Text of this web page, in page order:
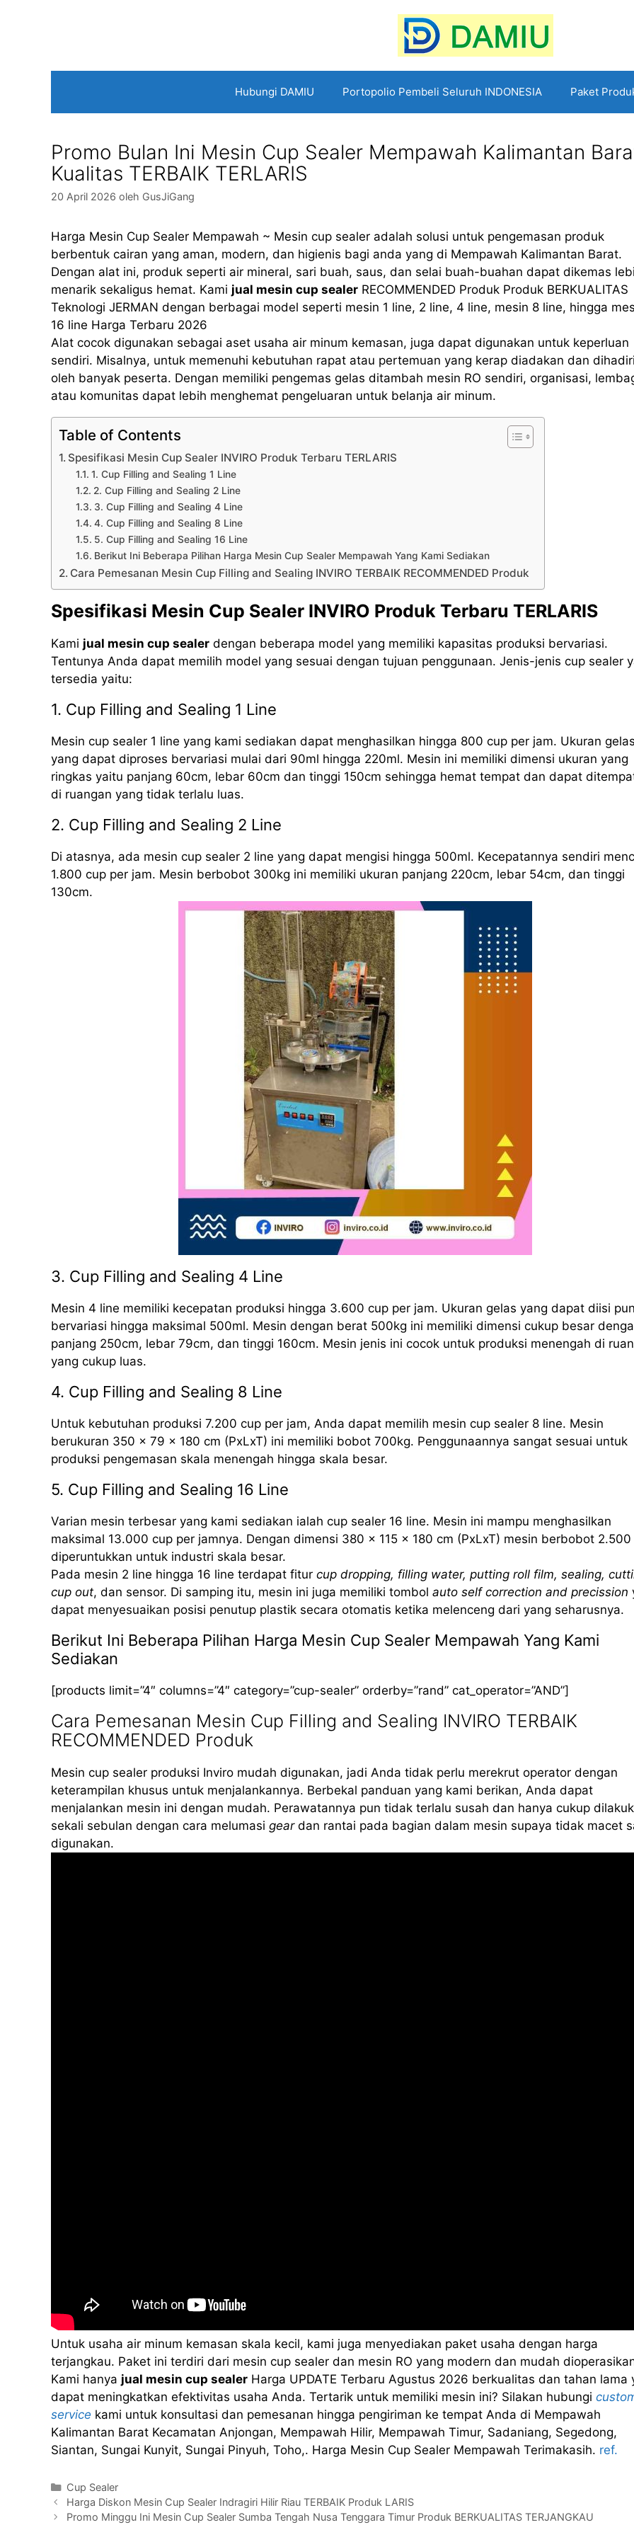
Hubungi DAMIU Portopolio Pembeli Seluruh INDONESIA Paket
Promo Bulan Ini Mesin Cup Sealer Mempawah Kalimantan
Kualitas TERBAIK TERLARIS
20 April 2026 oleh GusJiGang
Harga Mesin Cup Sealer Mempawah ~ Mesin cup sealer adalah solusi untuk pengemasan produk
berbentuk cairan yang aman, modern, dan higienis bagi anda yang di Mempawah Kalimantan Barat.
Dengan alat ini, produk seperti air mineral, sari buah, saus, dan selai buah-buahan dapat dikemas
menarik sekaligus hemat. Kami jual mesin cup sealer RECOMMENDED Produk Produk BERKUALITAS
Teknologi JERMAN dengan berbagai model seperti mesin 1 line, 2 line, 4 line, mesin 8 line, hingga
16 line Harga Terbaru 2026
Alat cocok digunakan sebagai aset usaha air minum kemasan, juga dapat digunakan untuk keperluan
sendiri. Misalnya, untuk memenuhi kebutuhan rapat atau pertemuan yang kerap diadakan dan dihadiri
oleh banyak peserta. Dengan memiliki pengemas gelas ditambah mesin RO sendiri, organisasi,
atau komunitas dapat lebih menghemat pengeluaran untuk belanja air minum.
Table of Contents
Spesifikasi Mesin Cup Sealer INVIRO Produk Terbaru TERLARIS
1. Cup Filling and Sealing 1 Line
2. Cup Filling and Sealing 2 Line
3. Cup Filling and Sealing 4 Line
4. Cup Filling and Sealing 8 Line
5. Cup Filling and Sealing 16 Line
Berikut Ini Beberapa Pilihan Harga Mesin Cup Sealer Mempawah Yang Kami Sediakan
Cara Pemesanan Mesin Cup Filling and Sealing INVIRO TERBAIK RECOMMENDED Produk
Spesifikasi Mesin Cup Sealer INVIRO Produk Terbaru TERLARIS
Kami jual mesin cup sealer dengan beberapa model yang memiliki kapasitas produksi bervariasi.
Tentunya Anda dapat memilih model yang sesuai dengan tujuan penggunaan. Jenis-jenis cup sealer
tersedia yaitu:
1. Cup Filling and Sealing 1 Line
Mesin cup sealer 1 line yang kami sediakan dapat menghasilkan hingga 800 cup per jam. Ukuran gelas
yang dapat diproses bervariasi mulai dari 90ml hingga 220ml. Mesin ini memiliki dimensi ukuran yang
ringkas yaitu panjang 60cm, lebar 60cm dan tinggi 150cm sehingga hemat tempat dan dapat
di ruangan yang tidak terlalu luas.
2. Cup Filling and Sealing 2 Line
Di atasnya, ada mesin cup sealer 2 line yang dapat mengisi hingga 500ml. Kecepatannya sendiri
1.800 cup per jam. Mesin berbobot 300kg ini memiliki ukuran panjang 220cm, lebar 54cm, dan tinggi
130cm.
3. Cup Filling and Sealing 4 Line
Mesin 4 line memiliki kecepatan produksi hingga 3.600 cup per jam. Ukuran gelas yang dapat diisi pun
bervariasi hingga maksimal 500ml. Mesin dengan berat 500kg ini memiliki dimensi cukup besar
panjang 250cm, lebar 79cm, dan tinggi 160cm. Mesin jenis ini cocok untuk produksi menengah di
yang cukup luas.
4. Cup Filling and Sealing 8 Line
Untuk kebutuhan produksi 7.200 cup per jam, Anda dapat memilih mesin cup sealer 8 line. Mesin
berukuran 350 x 79 x 180 cm (PxLxT) ini memiliki bobot 700kg. Penggunaannya sangat sesuai untuk
produksi pengemasan skala menengah hingga skala besar.
5. Cup Filling and Sealing 16 Line
Varian mesin terbesar yang kami sediakan ialah cup sealer 16 line. Mesin ini mampu menghasilkan
maksimal 13.000 cup per jamnya. Dengan dimensi 380 x 115 x 180 cm (PxLxT) mesin berbobot 2.500
diperuntukkan untuk industri skala besar.
Pada mesin 2 line hingga 16 line terdapat fitur cup dropping, filling water, putting roll film, sealing,
cup out, dan sensor. Di samping itu, mesin ini juga memiliki tombol auto self correction and precission
dapat menyesuaikan posisi penutup plastik secara otomatis ketika melenceng dari yang seharusnya.
Berikut Ini Beberapa Pilihan Harga Mesin Cup Sealer Mempawah Yang Kami
Sediakan
[products limit=”4″ columns=”4″ category=”cup-sealer” orderby=”rand” cat_operator=”AND”]
Cara Pemesanan Mesin Cup Filling and Sealing INVIRO TERBAIK
RECOMMENDED Produk
Mesin cup sealer produksi Inviro mudah digunakan, jadi Anda tidak perlu merekrut operator dengan
keterampilan khusus untuk menjalankannya. Berbekal panduan yang kami berikan, Anda dapat
menjalankan mesin ini dengan mudah. Perawatannya pun tidak terlalu susah dan hanya cukup
sekali sebulan dengan cara melumasi geardan rantai pada bagian dalam mesin supaya tidak macet
digunakan.
Untuk usaha air minum kemasan skala kecil, kami juga menyediakan paket usaha dengan harga
terjangkau. Paket ini terdiri dari mesin cup sealer dan mesin RO yang modern dan mudah
Kami hanya jual mesin cup sealer Harga UPDATE Terbaru Agustus 2026 berkualitas dan tahan lama
dapat meningkatkan efektivitas usaha Anda. Tertarik untuk memiliki mesin ini? Silakan hubungi
service kami untuk konsultasi dan pemesanan hingga pengiriman ke tempat Anda di Mempawah
Kalimantan Barat Kecamatan Anjongan, Mempawah Hilir, Mempawah Timur, Sadaniang, Segedong,
Siantan, Sungai Kunyit, Sungai Pinyuh, Toho,. Harga Mesin Cup Sealer Mempawah Terimakasih. ref.
Kategori
Cup Sealer
Harga Diskon Mesin Cup Sealer Indragiri Hilir Riau TERBAIK Produk LARIS
Promo Minggu Ini Mesin Cup Sealer Sumba Tengah Nusa Tenggara Timur Produk BERKUALITAS TERJANGKAU